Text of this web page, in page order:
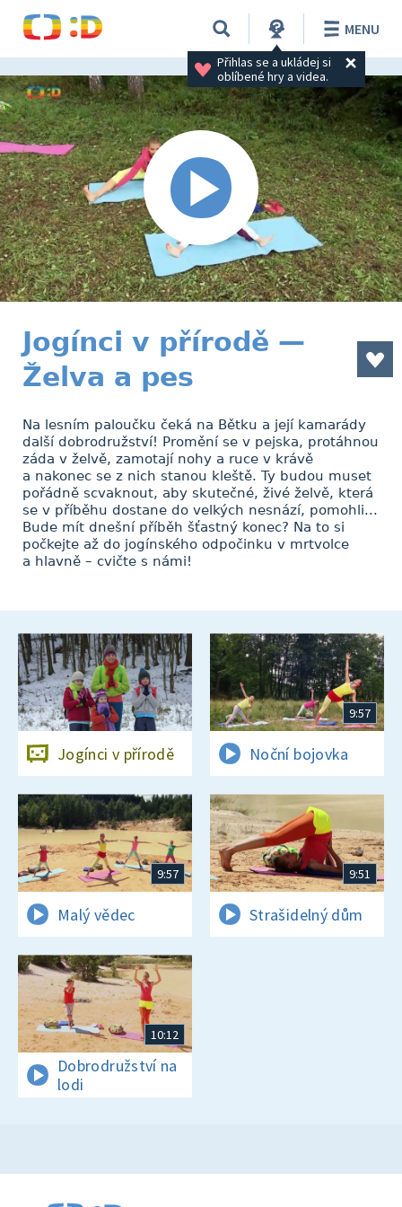
Přihlas se a ukládej si
oblíbené hry a videa.
MENU
Jogínci v přírodě —
Želva a pes
Na lesním paloučku čeká na Bětku a její kamarády
další dobrodružství! Promění se v pejska, protáhnou
záda v želvě, zamotají nohy a ruce v krávě
a nakonec se z nich stanou kleště. Ty budou muset
pořádně scvaknout, aby skutečné, živé želvě, která
se v příběhu dostane do velkých nesnází, pomohli...
Bude mít dnešní příběh šťastný konec? Na to si
počkejte až do jogínského odpočinku v mrtvolce
a hlavně – cvičte s námi!
Jogínci v přírodě
9:57
Noční bojovka
9:57
Malý vědec
9:51
Strašidelný dům
10:12
Dobrodružství na
lodi